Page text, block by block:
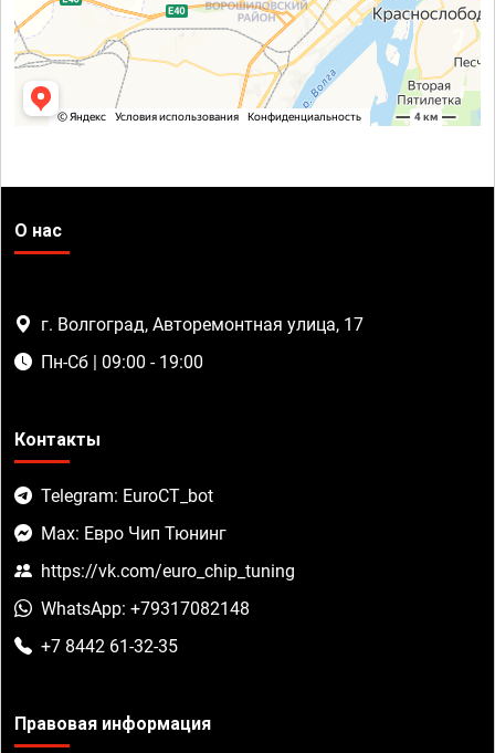
О нас
г. Волгоград, Авторемонтная улица, 17
Пн-Сб | 09:00 - 19:00
Контакты
Telegram: EuroCT_bot
Max: Евро Чип Тюнинг
https://vk.com/euro_chip_tuning
WhatsApp: +79317082148
+7 8442 61-32-35
Правовая информация